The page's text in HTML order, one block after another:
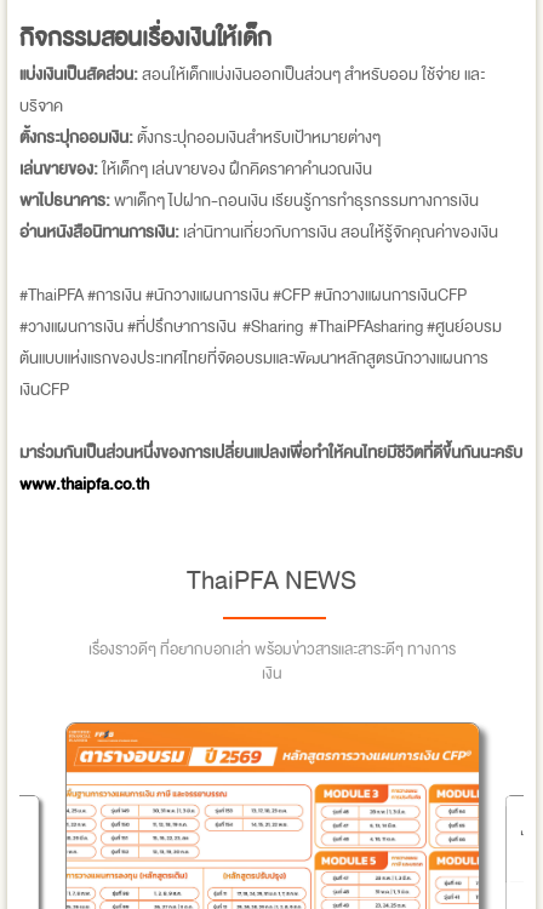
กิจกรรมสอนเรื่องเงินให้เด็ก
แบ่งเงินเป็นสัดส่วน:สอนให้เด็กแบ่งเงินออกเป็นส่วนๆ สำหรับออม ใช้จ่าย และ
บริจาค
ตั้งกระปุกออมเงิน:ตั้งกระปุกออมเงินสำหรับเป้าหมายต่างๆ
เล่นขายของ:ให้เด็กๆ เล่นขายของ ฝึกคิดราคาคำนวณเงิน
พาไปธนาคาร:พาเด็กๆ ไปฝาก-ถอนเงิน เรียนรู้การทำธุรกรรมทางการเงิน
อ่านหนังสือนิทานการเงิน:เล่านิทานเกี่ยวกับการเงิน สอนให้รู้จักคุณค่าของเงิน
#ThaiPFA #การเงิน #นักวางแผนการเงิน #CFP #นักวางแผนการเงินCFP
#วางแผนการเงิน #ที่ปรึกษาการเงิน #Sharing #ThaiPFAsharing #ศูนย์อบรม
ต้นแบบแห่งแรกของประเทศไทยที่จัดอบรมและพัฒนาหลักสูตรนักวางแผนการ
เงินCFP
มาร่วมกันเป็นส่วนหนึ่งของการเปลี่ยนแปลงเพื่อทำให้คนไทยมีชีวิตที่ดีขึ้นกันนะครับ
www.thaipfa.co.th
ThaiPFA NEWS
เรื่องราวดีๆ ที่อยากบอกเล่า พร้อมข่าวสารและสาระดีๆ ทางการ
เงิน